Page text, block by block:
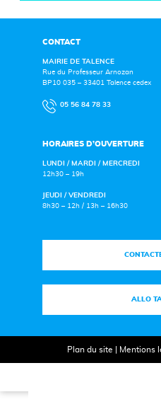
CONTACT
MAIRIE DE TALENCE
Rue du Professeur Arnozan
BP10 035 – 33401 Talence cedex
05 56 84 78 33
HORAIRES D’OUVERTURE
LUNDI / MARDI / MERCREDI
12h30 – 19h
JEUDI / VENDREDI
8h30 – 12h / 13h – 16h30
ALLO
Plan du site Mentions